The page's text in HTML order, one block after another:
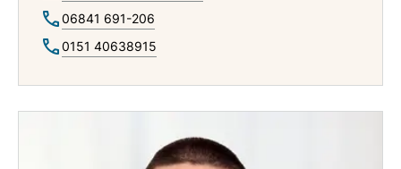
06841 691-206
0151 40638915